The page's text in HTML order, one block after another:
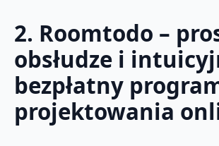
2. Roomtodo –
obsłudze i
bezpłatny
projektowania